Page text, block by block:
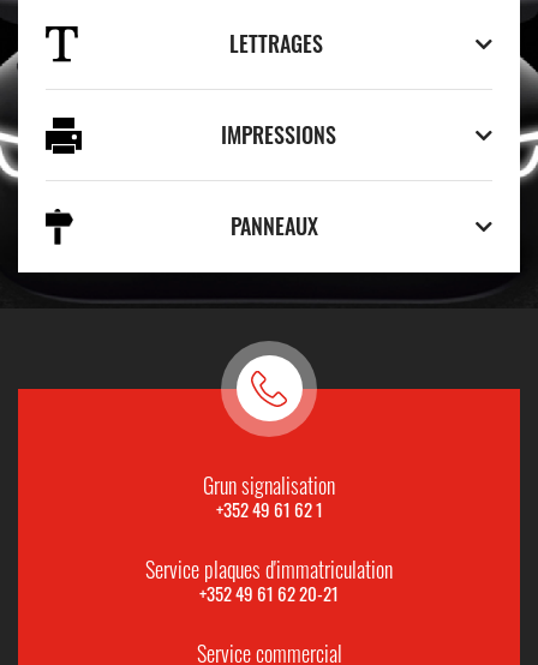
LETTRAGES
IMPRESSIONS
PANNEAUX
Grun signalisation
+352 49 61 62 1
Service plaques d'immatriculation
+352 49 61 62 20-21
Service commercial